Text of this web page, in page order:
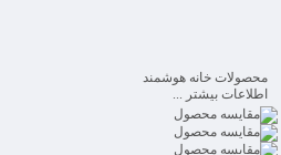
محصولات خانه هوشمند
اطلاعات بیشتر ...